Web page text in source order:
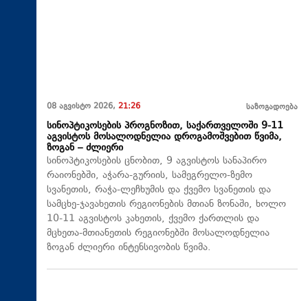
08 აგვისტო 2026, 21:26 საზოგადოება
სინოპტიკოსების პროგნოზით, საქართველოში 9-11
აგვისტოს მოსალოდნელია დროგამოშვებით წვიმა,
ზოგან – ძლიერი
სინოპტიკოსების ცნობით, 9 აგვისტოს სანაპირო
რაიონებში, აჭარა-გურიის, სამეგრელო-ზემო
სვანეთის, რაჭა-ლეჩხუმის და ქვემო სვანეთის და
სამცხე-ჯავახეთის რეგიონების მთიან ზონაში, ხოლო
10-11 აგვისტოს კახეთის, ქვემო ქართლის და
მცხეთა-მთიანეთის რეგიონებში მოსალოდნელია
ზოგან ძლიერი ინტენსივობის წვიმა.